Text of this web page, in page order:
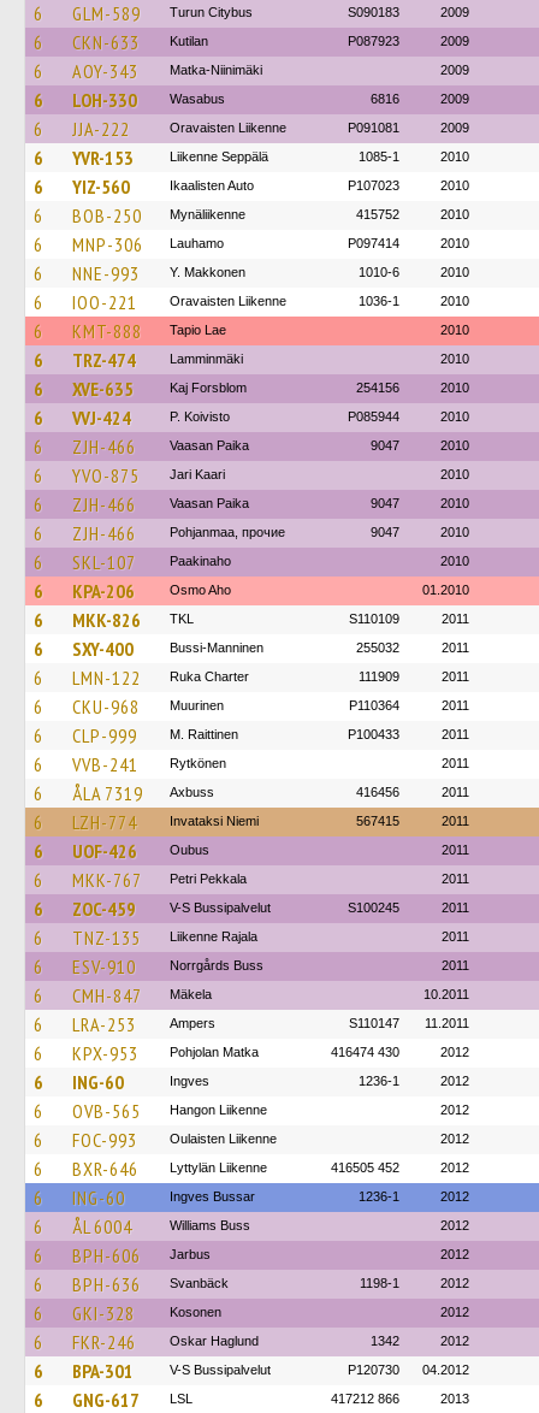
6 GLM-589 Turun Citybus S090183 2009
6 CKN-633 Kutilan P087923 2009
6 AOY-343 Matka-Niinimäki 2009
6 LOH-330 Wasabus 6816 2009
6 JJA-222 Oravaisten Liikenne P091081 2009
6 YVR-153 Liikenne Seppälä 1085-1 2010
6 YIZ-560 Ikaalisten Auto P107023 2010
6 BOB-250 Mynäliikenne 415752 2010
6 MNP-306 Lauhamo P097414 2010
6 NNE-993 Y. Makkonen 1010-6 2010
6 IOO-221 Oravaisten Liikenne 1036-1 2010
6 KMT-888 Tapio Lae 2010
6 TRZ-474 Lamminmäki 2010
6 XVE-635 Kaj Forsblom 254156 2010
6 VVJ-424 P. Koivisto P085944 2010
6 ZJH-466 Vaasan Paika 9047 2010
6 YVO-875 Jari Kaari 2010
6 ZJH-466 Vaasan Paika 9047 2010
6 ZJH-466 Pohjanmaa, прочие 9047 2010
6 SKL-107 Paakinaho 2010
6 KPA-206 Osmo Aho 01.2010
6 MKK-826 TKL S110109 2011
6 SXY-400 Bussi-Manninen 255032 2011
6 LMN-122 Ruka Charter 111909 2011
6 CKU-968 Muurinen P110364 2011
6 CLP-999 M. Raittinen P100433 2011
6 VVB-241 Rytkönen 2011
6 ÅLA 7319 Axbuss 416456 2011
6 LZH-774 Invataksi Niemi 567415 2011
6 UOF-426 Oubus 2011
6 MKK-767 Petri Pekkala 2011
6 ZOC-459 V-S Bussipalvelut S100245 2011
6 TNZ-135 Liikenne Rajala 2011
6 ESV-910 Norrgårds Buss 2011
6 CMH-847 Mäkela 10.2011
6 LRA-253 Ampers S110147 11.2011
6 KPX-953 Pohjolan Matka 416474 430 2012
6 ING-60 Ingves 1236-1 2012
6 OVB-565 Hangon Liikenne 2012
6 FOC-993 Oulaisten Liikenne 2012
6 BXR-646 Lyttylän Liikenne 416505 452 2012
6 ING-60 Ingves Bussar 1236-1 2012
6 ÅL 6004 Williams Buss 2012
6 BPH-606 Jarbus 2012
6 BPH-636 Svanbäck 1198-1 2012
6 GKI-328 Kosonen 2012
6 FKR-246 Oskar Haglund 1342 2012
6 BPA-301 V-S Bussipalvelut P120730 04.2012
6 GNG-617 LSL 417212 866 2013